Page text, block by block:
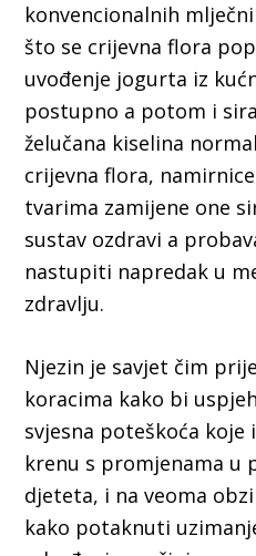
konvencionalnih
što se crijevna flora
uvođenje jogurta iz
postupno a potom i
želučana kiselina
crijevna flora,
tvarima zamijene one
sustav ozdravi a
nastupiti napredak u
zdravlju.
Njezin je savjet čim
koracima kako bi
svjesna poteškoća
krenu s promjenama u
djeteta, i na veoma
kako potaknuti